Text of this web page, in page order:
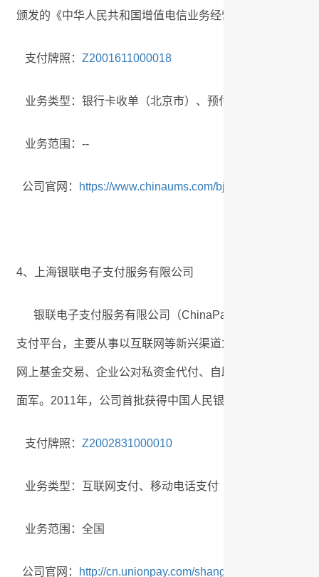
颁发的《中华人民共和国增值电信业务经营许可证》。
支付牌照：Z2001611000018
业务类型：银行卡收单（北京市）、预付卡受理（北京市
业务范围：--
公司官网： https://www.chinaums.com/bjums/
4、上海银联电子支付服务有限公司
银联电子支付服务有限公司（ChinaPay）是中国银联控
支付平台，主要从事以互联网等新兴渠道为基础的网上支
网上基金交易、企业公对私资金代付、自助终端支付等银
面军。2011年，公司首批获得中国人民银行颁发的《中华
支付牌照：Z2002831000010
业务类型：互联网支付、移动电话支付
业务范围：全国
公司官网： http://cn.unionpay.com/shanghai/